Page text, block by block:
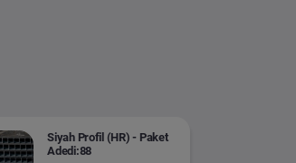
Siyah Profil (HR) - Paket
Adedi:88